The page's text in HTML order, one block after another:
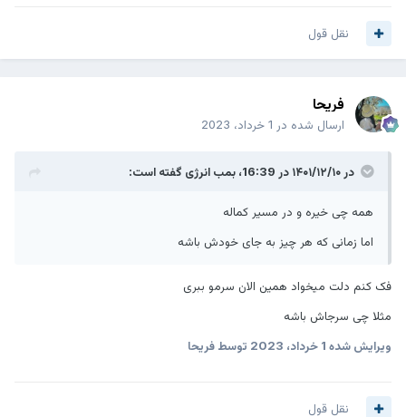
نقل قول
فریحا
ارسال شده در
در ۱۴۰۱/۱۲/۱۰ در 16:39، بمب انرژیگفته است:
همه چی خیره و در مسیر کماله
اما زمانی که هر چیز به جای خودش باشه
فک کنم دلت میخواد همین الان سرمو ببری
مثلا چی سرجاش باشه
ویرایش شده1 خرداد، 2023 توسط فریحا
نقل قول